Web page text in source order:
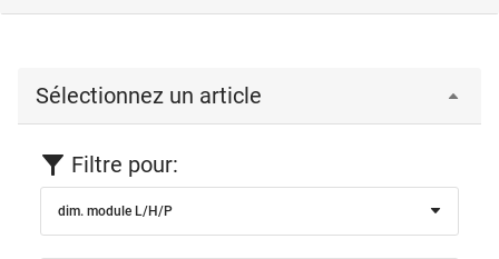
Sélectionnez un article
Filtre pour:
dim. module L/H/P